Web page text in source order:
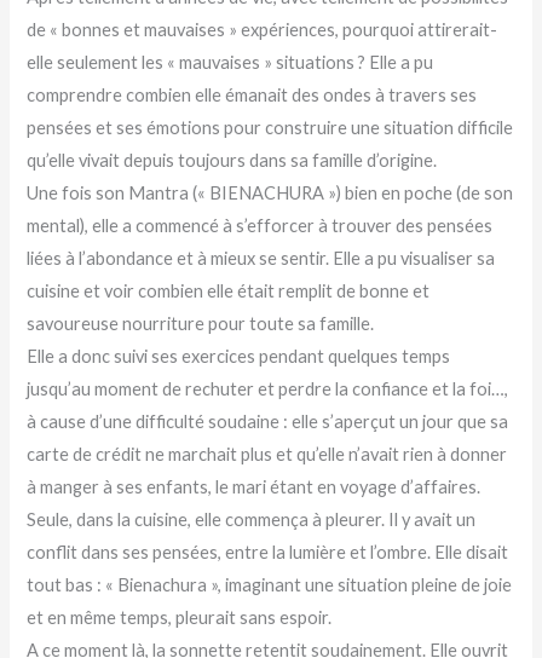
de « bonnes et mauvaises » expériences, pourquoi attirerait-
elle seulement les « mauvaises » situations ? Elle a pu
comprendre combien elle émanait des ondes à travers ses
pensées et ses émotions pour construire une situation difficile
qu’elle vivait depuis toujours dans sa famille d’origine.
Une fois son Mantra (« BIENACHURA ») bien en poche (de son
mental), elle a commencé à s’efforcer à trouver des pensées
liées à l’abondance et à mieux se sentir. Elle a pu visualiser sa
cuisine et voir combien elle était remplit de bonne et
savoureuse nourriture pour toute sa famille.
Elle a donc suivi ses exercices pendant quelques temps
jusqu’au moment de rechuter et perdre la confiance et la foi…,
à cause d’une difficulté soudaine : elle s’aperçut un jour que sa
carte de crédit ne marchait plus et qu’elle n’avait rien à donner
à manger à ses enfants, le mari étant en voyage d’affaires.
Seule, dans la cuisine, elle commença à pleurer. Il y avait un
conflit dans ses pensées, entre la lumière et l’ombre. Elle disait
tout bas : « Bienachura », imaginant une situation pleine de joie
et en même temps, pleurait sans espoir.
A ce moment là, la sonnette retentit soudainement. Elle ouvrit